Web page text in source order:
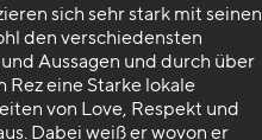
sich sehr stark mit seinen
den verschiedensten
Aussagen und durch über
eine Starke lokale
von Love, Respekt und
Dabei weiß er wovon er